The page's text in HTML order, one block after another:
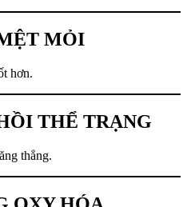
MỎI
hơn.
THỂ TRẠNG
thẳng.